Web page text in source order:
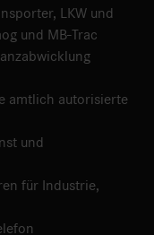
LKW und
und MB-Trac
amtlich autorisierte
und
für Industrie,